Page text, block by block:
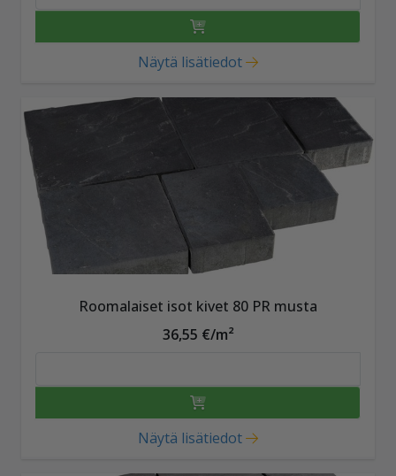
Näytä lisätiedot
Roomalaiset isot kivet 80 PR musta
36,55 €/m²
Näytä lisätiedot